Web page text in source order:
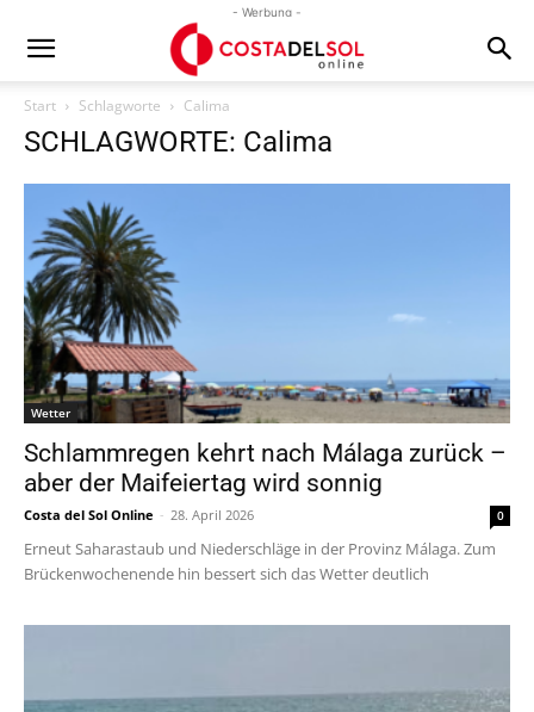
- Werbung -
Start Schlagworte Calima
SCHLAGWORTE: Calima
Wetter
Schlammregen kehrt nach Málaga zurück –
aber der Maifeiertag wird sonnig
Costa del Sol Online - 28. April 2026 0
Erneut Saharastaub und Niederschläge in der Provinz Málaga. Zum
Brückenwochenende hin bessert sich das Wetter deutlich